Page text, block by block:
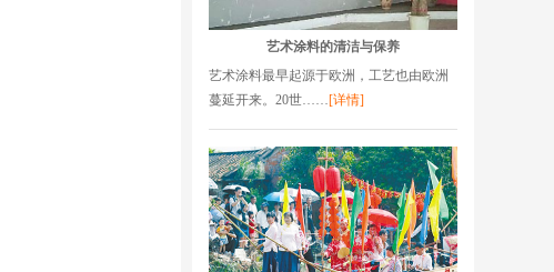
艺术涂料的清洁与保养
艺术涂料最早起源于欧洲，工艺也由欧洲
蔓延开来。20世……[详情]